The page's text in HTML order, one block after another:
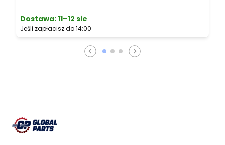
Dostawa:11–12 sie
Jeśli zapłacisz do 14:00